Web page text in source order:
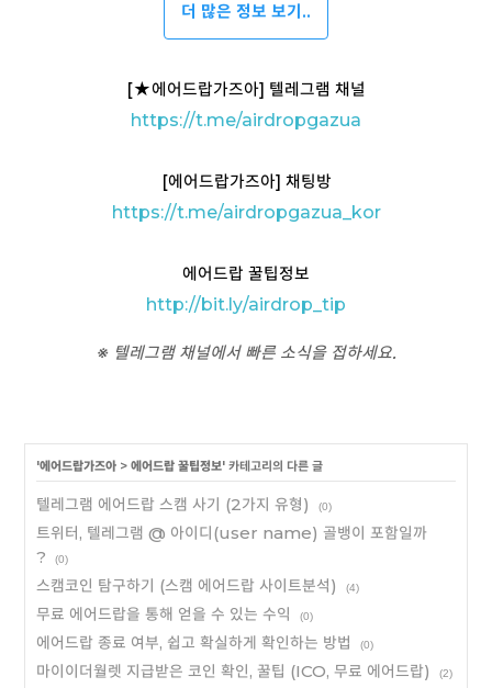
더 많은 정보 보기..
[★에어드랍가즈아] 텔레그램 채널
https://t.me/airdropgazua
[에어드랍가즈아] 채팅방
https://t.me/airdropgazua_kor
에어드랍 꿀팁정보
http://bit.ly/airdrop_tip
※ 텔레그램 채널에서 빠른 소식을 접하세요.
'에어드랍가즈아 > 에어드랍 꿀팁정보' 카테고리의 다른 글
텔레그램 에어드랍 스캠 사기 (2가지 유형) (0)
트위터, 텔레그램 @ 아이디(user name) 골뱅이 포함일까
?
(0)
스캠코인 탐구하기 (스캠 에어드랍 사이트분석) (4)
무료 에어드랍을 통해 얻을 수 있는 수익 (0)
에어드랍 종료 여부, 쉽고 확실하게 확인하는 방법 (0)
마이이더월렛 지급받은 코인 확인, 꿀팁 (ICO, 무료 에어드랍) (2)